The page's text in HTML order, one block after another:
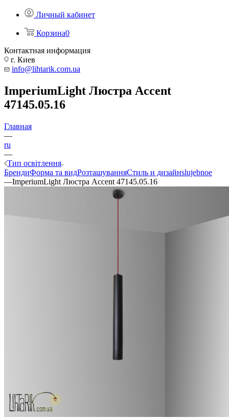
Личный кабинет
Корзина0
Контактная информация
г. Киев
info@lihtarik.com.ua
ImperiumLight Люстра Accent
47145.05.16
Главная
—
ru
—
Тип освітлення
БрендиФорма та видРозташуванняСтиль и дизайнslujebnoe
—ImperiumLight Люстра Accent 47145.05.16